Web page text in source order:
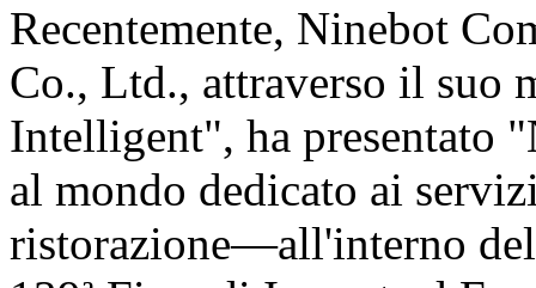
Recentemente, Ninebot
Co., Ltd., attraverso il suo
Intelligent", ha
al mondo dedicato ai
ristorazione—all'interno